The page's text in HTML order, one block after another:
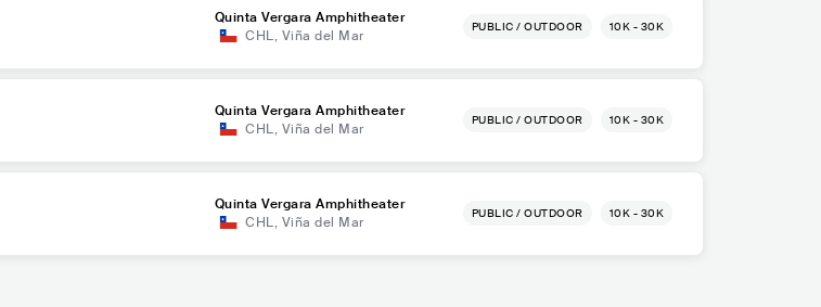
Quinta Vergara Amphitheater
CHL, Viña del Mar PUBLIC / OUTDOOR 10K - 30K
Quinta Vergara Amphitheater
CHL, Viña del Mar PUBLIC / OUTDOOR 10K - 30K
Quinta Vergara Amphitheater
CHL, Viña del Mar PUBLIC / OUTDOOR 10K - 30K